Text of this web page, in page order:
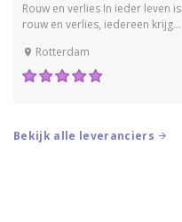
Rouw en verlies In ieder leven is
rouw en verlies, iedereen krijgt
We verliezen onze baan, onze
relatie loopt stuk, we worden
een vader, een...
Rotterdam
Bekijk alle leveranciers